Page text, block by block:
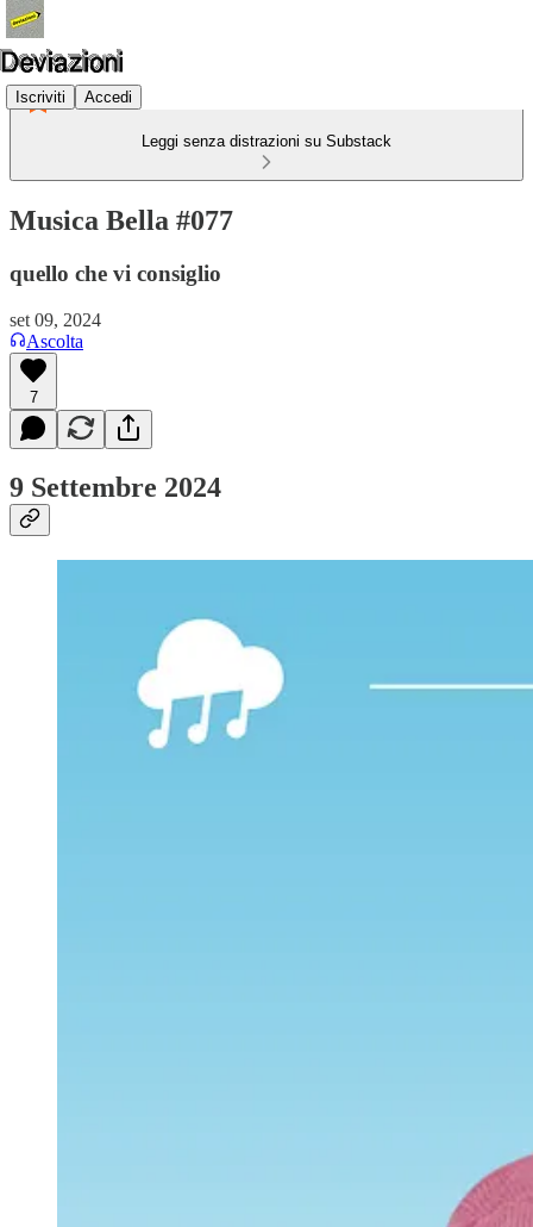
Iscriviti Accedi
Leggi senza distrazioni su Substack
Musica Bella #077
quello che vi consiglio
set 09, 2024
Ascolta
7
9 Settembre 2024